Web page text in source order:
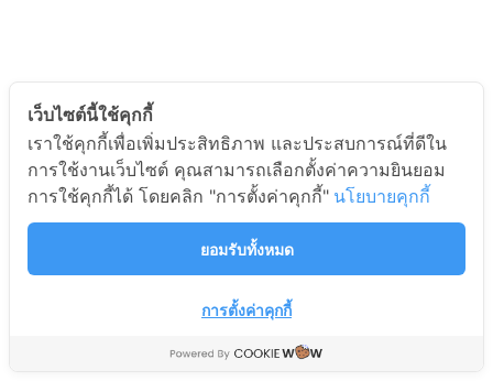
เว็บไซต์นี้ใช้คุกกี้
เราใช้คุกกี้เพื่อเพิ่มประสิทธิภาพ และประสบการณ์ที่ดีใน
การใช้งานเว็บไซต์ คุณสามารถเลือกตั้งค่าความยินยอม
การใช้คุกกี้ได้ โดยคลิก "การตั้งค่าคุกกี้" นโยบายคุกกี้
ยอมรับทั้งหมด
การตั้งค่าคุกกี้